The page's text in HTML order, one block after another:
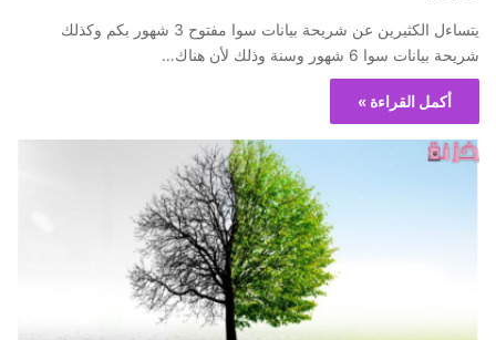
يتساءل الكثيرين عن شريحة بيانات سوا مفتوح 3 شهور بكم وكذلك
شريحة بيانات سوا 6 شهور وسنة وذلك لأن هناك…
أكمل القراءة »